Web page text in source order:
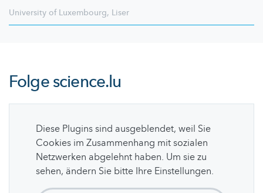
University of Luxembourg, Liser
Folgescience.lu
Diese Plugins sind ausgeblendet, weil Sie
Cookies im Zusammenhang mit sozialen
Netzwerken abgelehnt haben. Um sie zu
sehen, ändern Sie bitte Ihre Einstellungen.